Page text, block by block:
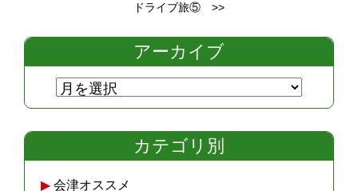
カテゴリ別
会津オススメ
アーカイブ
ドライブ旅⑤ >>